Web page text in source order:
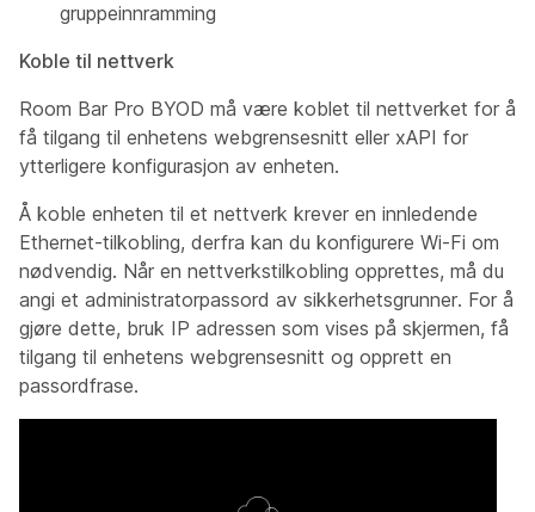
gruppeinnramming
Koble til nettverk
Room Bar Pro BYOD må være koblet til nettverket for å
få tilgang til enhetens webgrensesnitt eller xAPI for
ytterligere konfigurasjon av enheten.
Å koble enheten til et nettverk krever en innledende
Ethernet-tilkobling, derfra kan du konfigurere Wi-Fi om
nødvendig. Når en nettverkstilkobling opprettes, må du
angi et administratorpassord av sikkerhetsgrunner. For å
gjøre dette, bruk IP adressen som vises på skjermen, få
tilgang til enhetens webgrensesnitt og opprett en
passordfrase.